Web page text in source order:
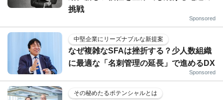
挑戦
Sponsored
中堅企業にリーズナブルな新提案
なぜ複雑なSFAは挫折する？少人数組織
に最適な「名刺管理の延長」で進めるDX
Sponsored
その秘めたるポテンシャルとは